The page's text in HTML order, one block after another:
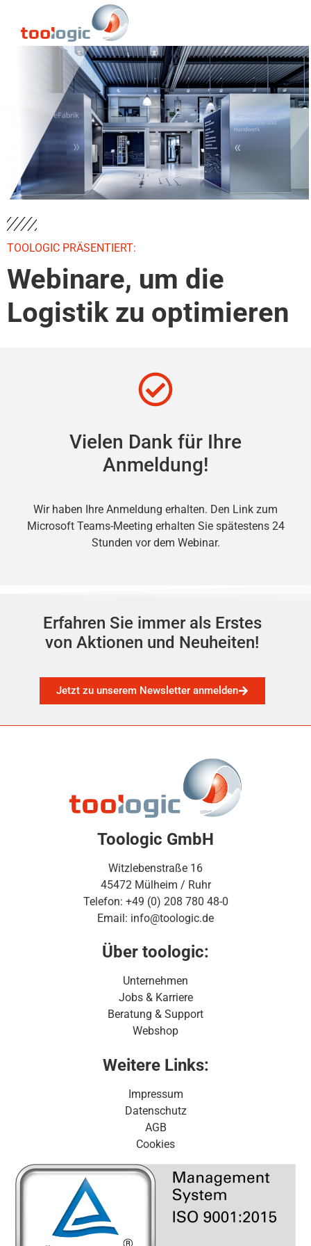
TOOLOGIC PRÄSENTIERT:
Webinare, um die
Logistik zu optimieren
Vielen Dank für Ihre
Anmeldung!
Wir haben Ihre Anmeldung erhalten. Den Link zum
Microsoft Teams-Meeting erhalten Sie spätestens 24
Stunden vor dem Webinar.
Erfahren Sie immer als Erstes
von Aktionen und Neuheiten!
Jetzt zu unserem Newsletter anmelden
Toologic GmbH
Witzlebenstraße 16
45472 Mülheim / Ruhr
Telefon: +49 (0) 208 780 48-0
Email: info@toologic.de
Über toologic:
Unternehmen
Jobs & Karriere
Beratung & Support
Webshop
Weitere Links:
Impressum
Datenschutz
AGB
Cookies